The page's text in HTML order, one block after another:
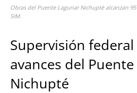
Obras del Puente Lagunar Nichupté alcanzan
SIM.
Supervisión
avances del
Nichupté